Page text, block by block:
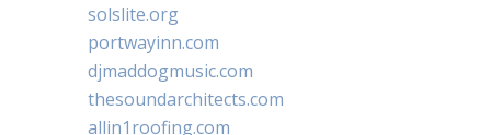
solslite.org
portwayinn.com
djmaddogmusic.com
thesoundarchitects.com
allin1roofing.com